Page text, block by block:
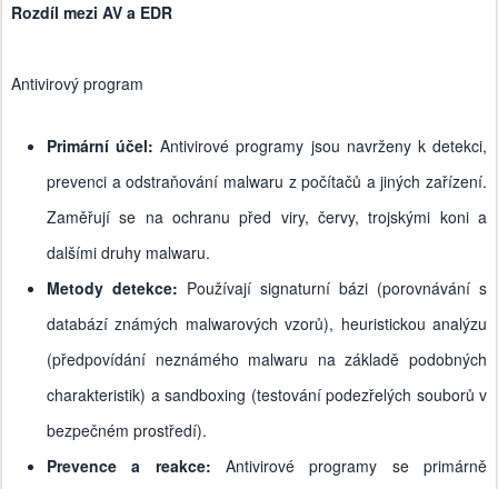
Rozdíl mezi AV a EDR
Antivirový program
Primární účel:Antivirové programy jsou navrženy k detekci,
prevenci a odstraňování malwaru z počítačů a jiných zařízení.
Zaměřují se na ochranu před viry, červy, trojskými koni a
dalšími druhy malwaru.
Metody detekce: Používají signaturní bázi (porovnávání s
databází známých malwarových vzorů), heuristickou analýzu
(předpovídání neznámého malwaru na základě podobných
charakteristik) a sandboxing (testování podezřelých souborů v
bezpečném prostředí).
Prevence a reakce: Antivirové programy se primárně